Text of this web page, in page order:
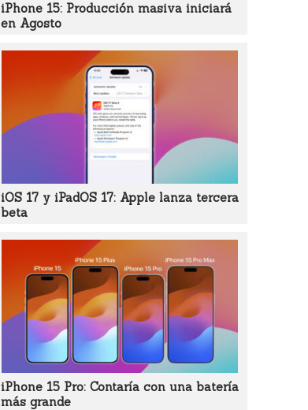
iPhone 15: Producción masiva iniciará
en Agosto
iOS 17 y iPadOS 17: Apple lanza tercera
beta
iPhone 15 Pro: Contaría con una batería
más grande